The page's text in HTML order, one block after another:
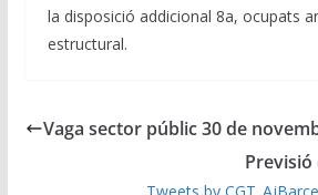
la disposició addicional 8a, ocupats
estructural.
Vaga sector públic 30 de
Previsió